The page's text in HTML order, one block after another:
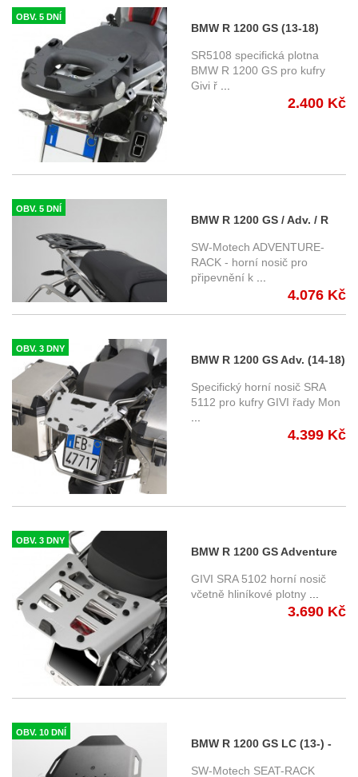
OBV. 5 DNÍ
BMW R 1200 GS (13-18)
specifická horní plotna Givi
SR5108 , pro kufry GIVI řady
Monokey
SR5108 specifická plotna
BMW R 1200 GS pro kufry
Givi ř
2.400 Kč
OBV. 5 DNÍ
BMW R 1200 GS / Adv. / R
1250 GS / Adv. (13-) - horní
nosič ADVENTURE-RACK,
SW-Motech pro originální
SW-Motech ADVENTURE-
RACK - horní nosič pro
připevnění k
4.076 Kč
OBV. 3 DNY
BMW R 1200 GS Adv. (14-18)
- horní nosič GIVI SRA5112
Specifický horní nosič SRA
5112 pro kufry GIVI řady Mon
4.399 Kč
OBV. 3 DNY
BMW R 1200 GS Adventure
(06-13) - hliníková plotna
Givi SRA5102
GIVI SRA 5102 horní nosič
včetně hliníkové plotny
3.690 Kč
OBV. 10 DNÍ
BMW R 1200 GS LC (13-) -
nosič místo sedla
SW-Motech SEAT-RACK